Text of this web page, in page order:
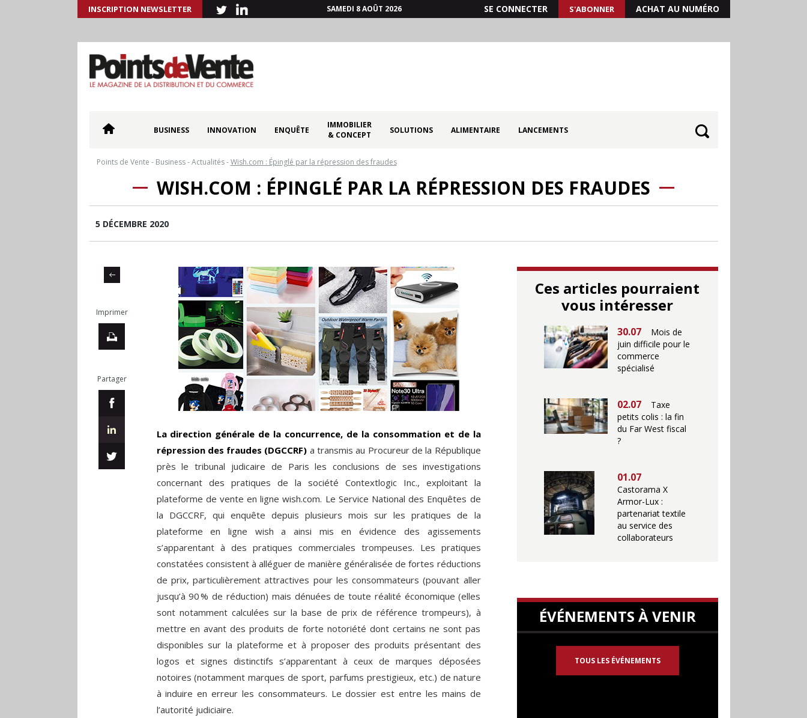
INSCRIPTION NEWSLETTER SAMEDI 8 AOÛT 2026 SE CONNECTER S'ABONNER ACHAT AU NUMÉRO
BUSINESS INNOVATION ENQUÊTE
IMMOBILIER
& CONCEPT
SOLUTIONS ALIMENTAIRE LANCEMENTS
Points de Vente - Business-Actualités-Wish.com : Épinglé par la répression des fraudes
WISH.COM : ÉPINGLÉ PAR LA RÉPRESSION DES FRAUDES
5 DÉCEMBRE 2020
Imprimer
Partager
La direction générale de la concurrence, de la consommation et de la
répression des fraudes (DGCCRF) a transmis au Procureur de la République
près le tribunal judicaire de Paris les conclusions de ses investigations
concernant des pratiques de la société Contextlogic Inc., exploitant la
plateforme de vente en ligne wish.com. Le Service National des Enquêtes de
la DGCCRF, qui enquête depuis plusieurs mois sur les pratiques de la
plateforme en ligne wish a ainsi mis en évidence des agissements
s’apparentant à des pratiques commerciales trompeuses. Les pratiques
constatées consistent à alléguer de manière généralisée de fortes réductions
de prix, particulièrement attractives pour les consommateurs (pouvant aller
jusqu’à 90 % de réduction) mais dénuées de toute réalité économique (elles
sont notamment calculées sur la base de prix de référence trompeurs), à
mettre en avant des produits de forte notoriété dont certains ne sont pas
disponibles sur la plateforme et à proposer des produits présentant des
logos et signes distinctifs s’apparentant à ceux de marques déposées
notoires (notamment marques de sport, parfums prestigieux, etc.) de nature
à induire en erreur les consommateurs. Le dossier est entre les mains de
l’autorité judiciaire.
Ces articles pourraient
vous intéresser
30.07
Mois de
juin difficile pour le
commerce
spécialisé
02.07
Taxe
petits colis : la fin
du Far West fiscal
?
01.07
Castorama X
Armor-Lux :
partenariat textile
au service des
collaborateurs
ÉVÉNEMENTS À VENIR
TOUS LES ÉVÉNEMENTS